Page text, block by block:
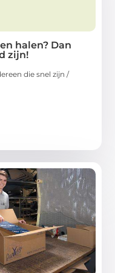
halen? Dan
zijn!
die snel zijn /